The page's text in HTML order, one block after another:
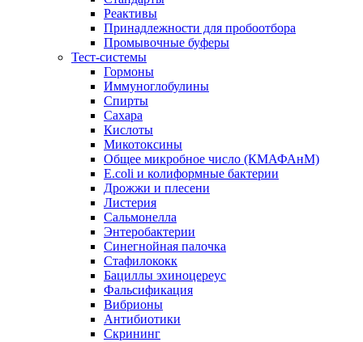
Реактивы
Принадлежности для пробоотбора
Промывочные буферы
Тест-системы
Гормоны
Иммуноглобулины
Спирты
Сахара
Кислоты
Микотоксины
Общее микробное число (КМАФАнМ)
E.coli и колиформные бактерии
Дрожжи и плесени
Листерия
Сальмонелла
Энтеробактерии
Синегнойная палочка
Стафилококк
Бациллы эхиноцереус
Фальсификация
Вибрионы
Антибиотики
Скрининг